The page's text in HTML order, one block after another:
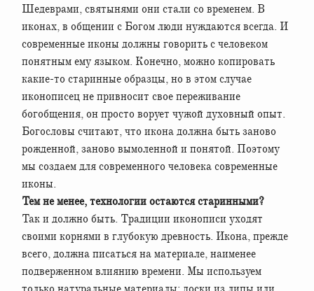
Шедеврами, святынями они стали со временем. В
иконах, в общении с Богом люди нуждаются всегда. И
современные иконы должны говорить с человеком
понятным ему языком. Конечно, можно копировать
какие-то старинные образцы, но в этом случае
иконописец не привносит свое переживание
богобщения, он просто ворует чужой духовный опыт.
Богословы считают, что икона должна быть заново
рожденной, заново вымоленной и понятой. Поэтому
мы создаем для современного человека современные
иконы.
Тем не менее, технологии остаются старинными?
Так и должно быть. Традиции иконописи уходят
своими корнями в глубокую древность. Икона, прежде
всего, должна писаться на материале, наименее
подверженном влиянию времени. Мы используем